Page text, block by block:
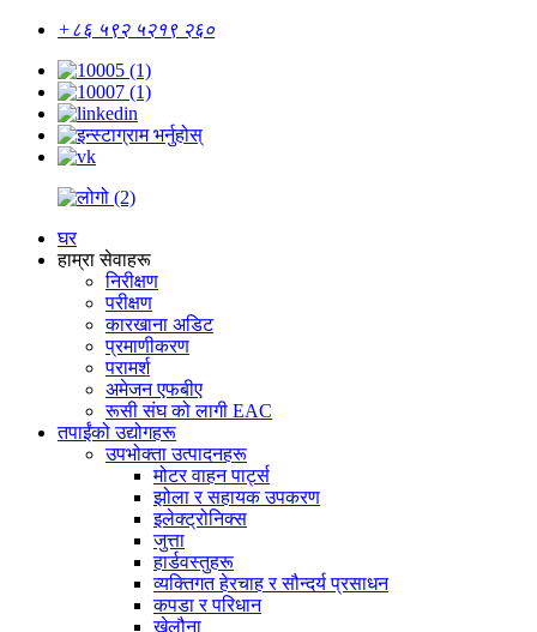
+८६ ५९२ ५२१९ २६०
घर
हाम्रा सेवाहरू
निरीक्षण
परीक्षण
कारखाना अडिट
प्रमाणीकरण
परामर्श
अमेजन एफबीए
रूसी संघ को लागी EAC
तपाईंको उद्योगहरू
उपभोक्ता उत्पादनहरू
मोटर वाहन पार्ट्स
झोला र सहायक उपकरण
इलेक्ट्रोनिक्स
जुत्ता
हार्डवस्तुहरू
व्यक्तिगत हेरचाह र सौन्दर्य प्रसाधन
कपडा र परिधान
खेलौना